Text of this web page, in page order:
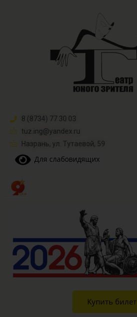
8 (8734) 77 30 03
tuz.ing@yandex.ru​
Назрань, ул. Тутаевой, 59
Для слабовидящих
Купить билет